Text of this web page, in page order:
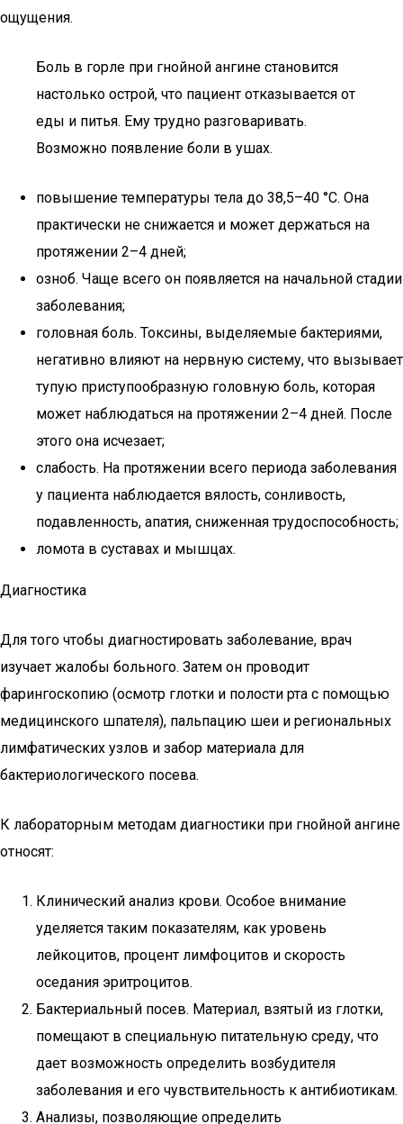
ощущения.
Боль в горле при гнойной ангине становится
настолько острой, что пациент отказывается от
еды и питья. Ему трудно разговаривать.
Возможно появление боли в ушах.
повышение температуры тела до 38,5–40 °C. Она
практически не снижается и может держаться на
протяжении 2–4 дней;
озноб. Чаще всего он появляется на начальной стадии
заболевания;
головная боль. Токсины, выделяемые бактериями,
негативно влияют на нервную систему, что вызывает
тупую приступообразную головную боль, которая
может наблюдаться на протяжении 2–4 дней. После
этого она исчезает;
слабость. На протяжении всего периода заболевания
у пациента наблюдается вялость, сонливость,
подавленность, апатия, сниженная трудоспособность;
ломота в суставах и мышцах.
Диагностика
Для того чтобы диагностировать заболевание, врач
изучает жалобы больного. Затем он проводит
фарингоскопию (осмотр глотки и полости рта с помощью
медицинского шпателя), пальпацию шеи и региональных
лимфатических узлов и забор материала для
бактериологического посева.
К лабораторным методам диагностики при гнойной ангине
относят:
Клинический анализ крови. Особое внимание
уделяется таким показателям, как уровень
лейкоцитов, процент лимфоцитов и скорость
оседания эритроцитов.
Бактериальный посев. Материал, взятый из глотки,
помещают в специальную питательную среду, что
дает возможность определить возбудителя
заболевания и его чувствительность к антибиотикам.
Анализы, позволяющие определить